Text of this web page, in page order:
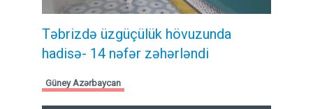
Təbrizdə üzgüçülük hövuzunda
hadisə- 14 nəfər zəhərləndi
Güney Azərbaycan